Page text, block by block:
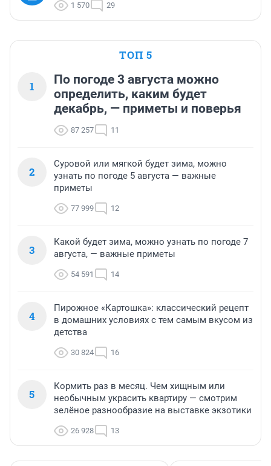
1 570 29
ТОП 5
1
По погоде 3 августа можно
определить, каким будет
декабрь, — приметы и поверья
87 257 11
2
Суровой или мягкой будет зима, можно
узнать по погоде 5 августа — важные
приметы
77 999 12
3
Какой будет зима, можно узнать по погоде 7
августа, — важные приметы
54 591 14
4
Пирожное «Картошка»: классический рецепт
в домашних условиях с тем самым вкусом из
детства
30 824 16
5
Кормить раз в месяц. Чем хищным или
необычным украсить квартиру — смотрим
зелёное разнообразие на выставке экзотики
26 928 13